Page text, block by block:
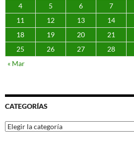
4
5 6 7
11
12 13 14
18
19 20 21
25
26 27 28
« Mar
CATEGORÍAS
Categorías